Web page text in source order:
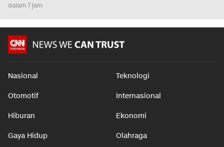
dalam 7 jam
Nasional Teknologi
Otomotif Internasional
Hiburan Ekonomi
Gaya Hidup Olahraga